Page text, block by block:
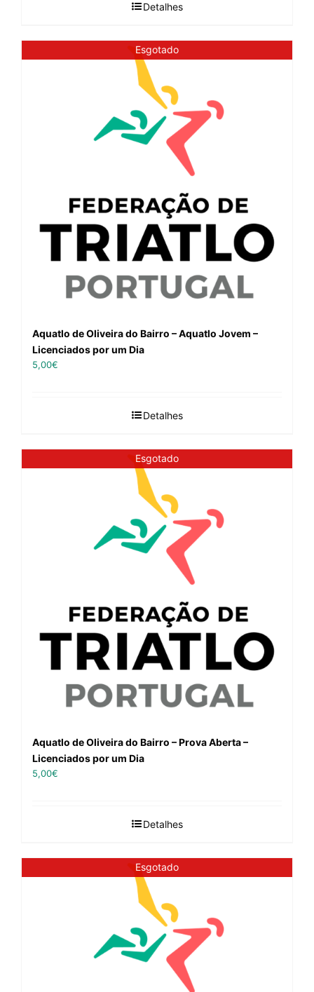
Detalhes
Esgotado
Aquatlo de Oliveira do Bairro – Aquatlo Jovem –
Licenciados por um Dia
5,00€
Detalhes
Esgotado
Aquatlo de Oliveira do Bairro – Prova Aberta –
Licenciados por um Dia
5,00€
Detalhes
Esgotado